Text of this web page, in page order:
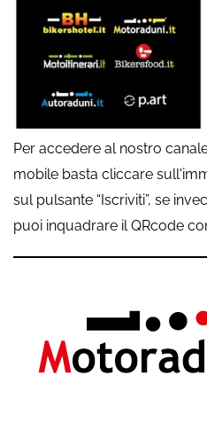
Per accedere al nostro
mobile basta cliccare
sul pulsante “Iscriviti”, se
puoi inquadrare il QRcode